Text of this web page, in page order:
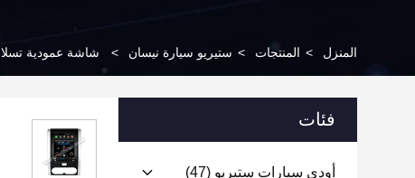
المنزل > المنتجات > ستيريو سيارة نيسان > شاشة عمودية تسلا 9.7 بوصة لسيارة نيسان X-Trail 2 T31 XTrail 2007-2015 مشغل أندرويد للسيارة
فئات
أودي سيارات ستيريو (47)